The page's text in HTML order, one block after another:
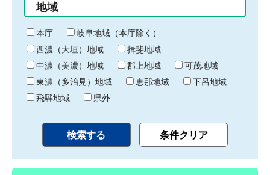
り
終
わ
り
地域
本庁
岐阜地域（本庁除く）
西濃（大垣）地域
揖斐地域
中濃（美濃）地域
郡上地域
可茂地域
東濃（多治見）地域
恵那地域
下呂地域
飛騨地域
県外